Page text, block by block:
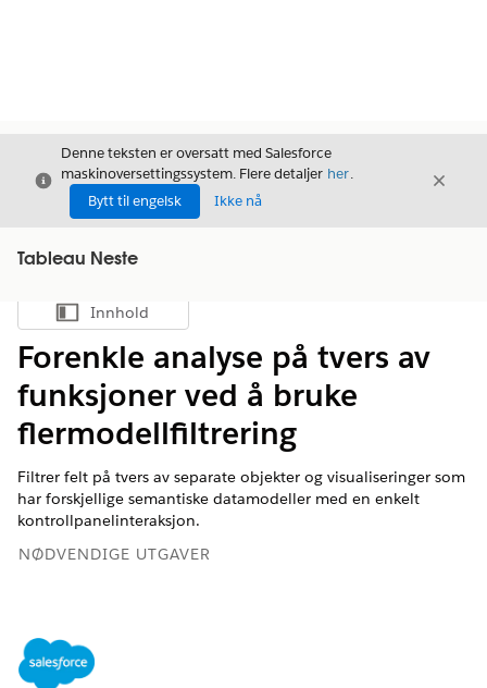
Avslutt
Denne teksten er oversatt med Salesforce
maskinoversettingssystem. Flere detaljer her.
Bytt til engelsk
Ikke nå
Avslutt
Tableau Neste
Vis innholdsfortegnelse
Innhold
Forenkle analyse på tvers av
funksjoner ved å bruke
flermodellfiltrering
Filtrer felt på tvers av separate objekter og visualiseringer som
har forskjellige semantiske datamodeller med en enkelt
kontrollpanelinteraksjon.
NØDVENDIGE UTGAVER